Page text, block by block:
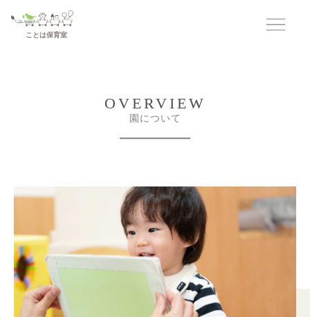
ことは保育室
OVERVIEW
園について